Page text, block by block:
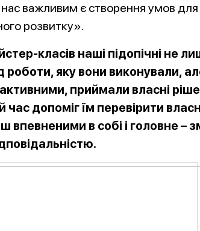
нас важливим є створення умов
розвитку».
класів наші підопічні не
роботи, яку вони виконували,
активними, приймали власні
допоміг їм перевірити
впевненими в собі і головне –